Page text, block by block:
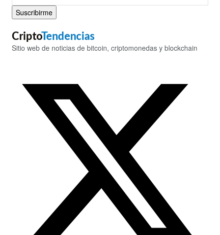
Suscribirme
CriptoTendencias
Sitio web de noticias de bitcoin, criptomonedas y blockchain